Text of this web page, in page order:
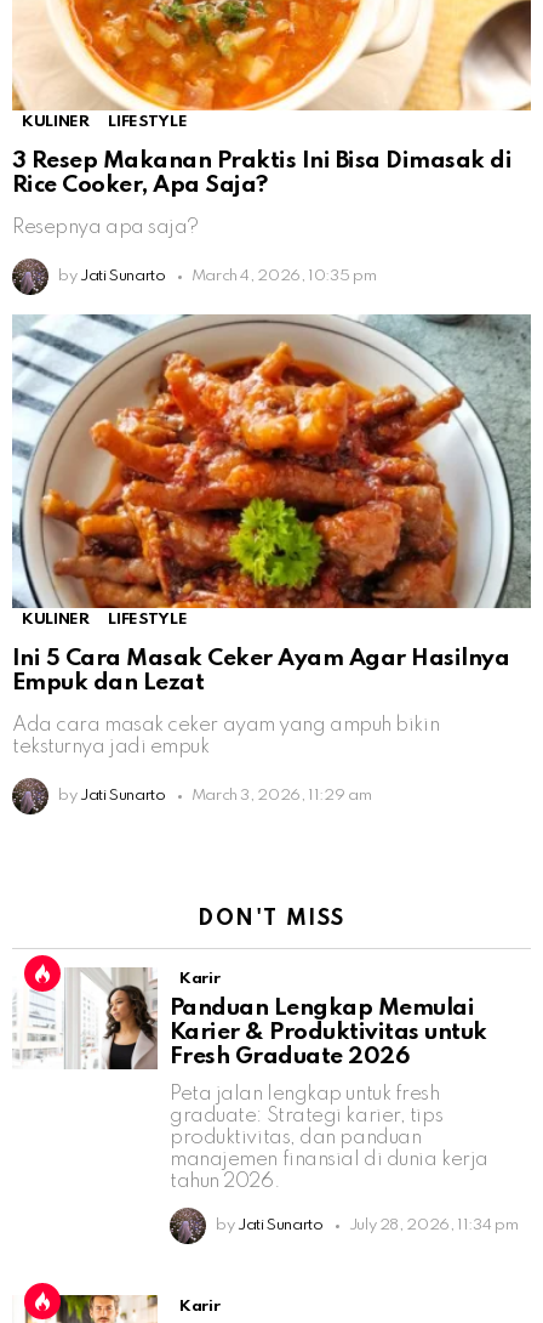
KULINER LIFESTYLE
3 Resep Makanan Praktis Ini Bisa Dimasak di
Rice Cooker, Apa Saja?
Resepnya apa saja?
by Jati Sunarto March 4, 2026, 10:35 pm
KULINER LIFESTYLE
Ini 5 Cara Masak Ceker Ayam Agar Hasilnya
Empuk dan Lezat
Ada cara masak ceker ayam yang ampuh bikin
teksturnya jadi empuk
by Jati Sunarto March 3, 2026, 11:29 am
DON'T MISS
Karir
Panduan Lengkap Memulai
Karier & Produktivitas untuk
Fresh Graduate 2026
Peta jalan lengkap untuk fresh
graduate: Strategi karier, tips
produktivitas, dan panduan
manajemen finansial di dunia kerja
tahun 2026.
by Jati Sunarto July 28, 2026, 11:34 pm
Karir